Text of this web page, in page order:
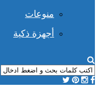
منوعات
أجهزة ذكية